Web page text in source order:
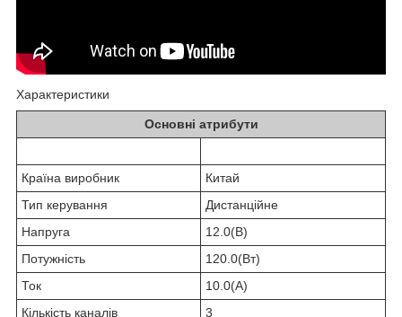
Характеристики
Основні атрибути
Країна виробник
Китай
Тип керування
Дистанційне
Напруга
12.0(В)
Потужність
120.0(Вт)
Ток
10.0(А)
Кількість каналів
3